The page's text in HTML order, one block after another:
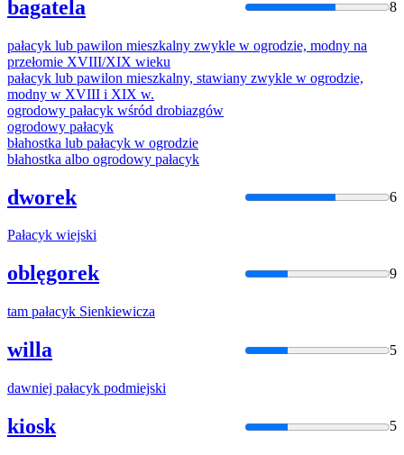
bagatela 8
pałacyk lub pawilon mieszkalny zwykle w ogrodzie, modny na
przełomie XVIII/XIX wieku
pałacyk lub pawilon mieszkalny, stawiany zwykle w ogrodzie,
modny w XVIII i XIX w.
ogrodowy pałacyk wśród drobiazgów
ogrodowy pałacyk
błahostka lub pałacyk w ogrodzie
błahostka albo ogrodowy pałacyk
dworek 6
Pałacyk wiejski
oblęgorek 9
tam pałacyk Sienkiewicza
willa 5
dawniej pałacyk podmiejski
kiosk 5